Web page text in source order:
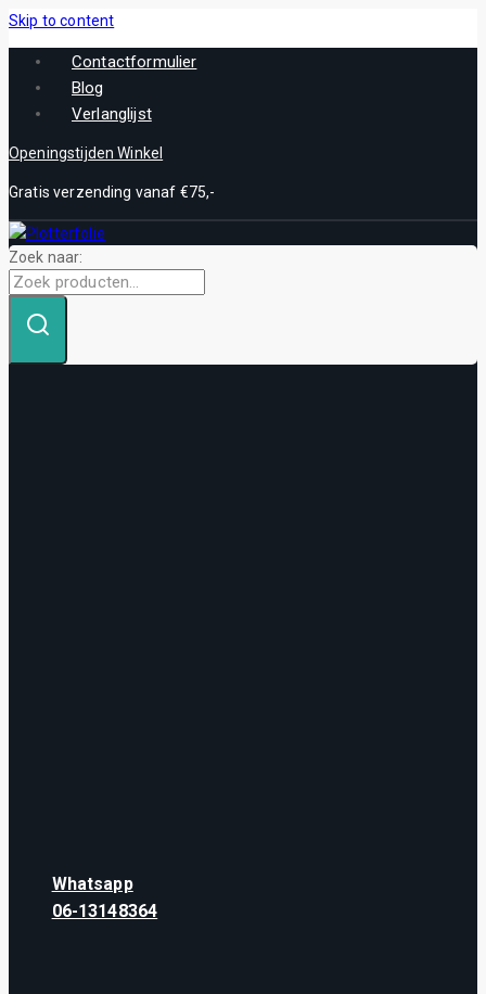
Skip to content
Contactformulier
Blog
Verlanglijst
Openingstijden Winkel
Gratis verzending vanaf €75,-
Zoek naar:
Whatsapp
06-13148364